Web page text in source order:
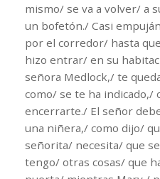
mismo/ se va a volver/ a
un bofetón./ Casi
por el corredor/ hasta
hizo entrar/ en su
señora Medlock,/ te
como/ se te ha indicado,/
encerrarte./ El señor
una niñera,/ como dijo/
señorita/ necesita/ que
tengo/ otras cosas/ que